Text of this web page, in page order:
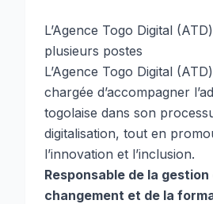
L’Agence Togo Digital
plusieurs postes
L’Agence Togo Digital
chargée d’accompagner
togolaise dans son
digitalisation, tout en
l’innovation et l’inclusion.
Responsable de la gestion
changement et de la